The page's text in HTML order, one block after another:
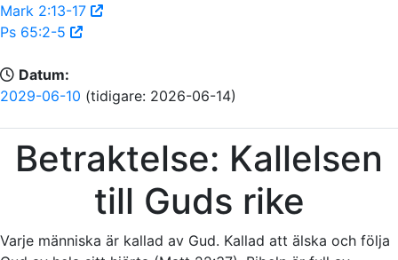
Mark 2:13-17
Ps 65:2-5
Datum:
2029-06-10 (tidigare: 2026-06-14)
Betraktelse: Kallelsen
till Guds rike
Varje människa är kallad av Gud. Kallad att älska och följa